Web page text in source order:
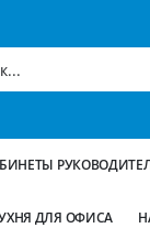
ДЛЯ ОФИСА